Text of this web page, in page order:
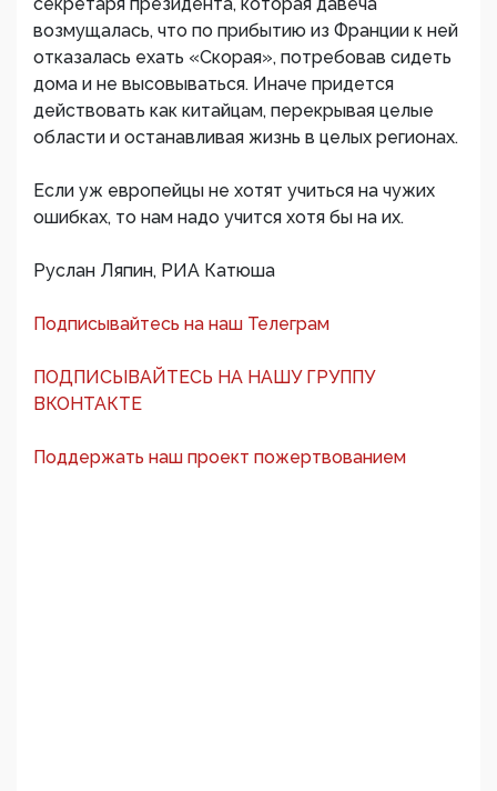
возмущалась, что по прибытию из Франции к ней
отказалась ехать «Скорая», потребовав сидеть
дома и не высовываться. Иначе придется
действовать как китайцам, перекрывая целые
области и останавливая жизнь в целых регионах.
Если уж европейцы не хотят учиться на чужих
ошибках, то нам надо учится хотя бы на их.
Руслан Ляпин, РИА Катюша
Подписывайтесь на наш Телеграм
ПОДПИСЫВАЙТЕСЬ НА НАШУ ГРУППУ
ВКОНТАКТЕ
Поддержать наш проект пожертвованием